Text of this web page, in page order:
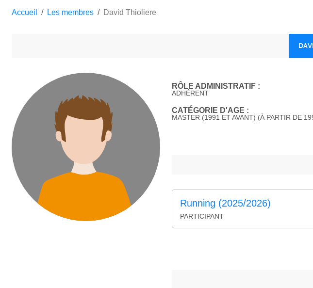
Accueil Les membres David Thioliere
RÔLE ADMINISTRATIF :
ADHÉRENT
CATÉGORIE D'AGE :
MASTER (1991 ET AVANT) (À PARTIR DE
Running (2025/2026)
PARTICIPANT